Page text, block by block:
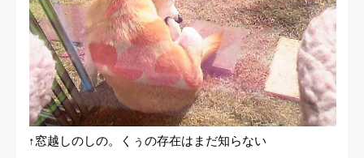
↑窓越しのしの。くぅの存在はまだ知らない